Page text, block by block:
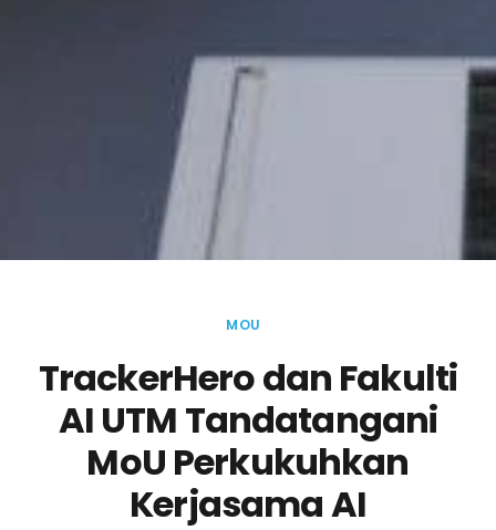
MOU
TrackerHero dan Fakulti
AI UTM Tandatangani
MoU Perkukuhkan
Kerjasama AI